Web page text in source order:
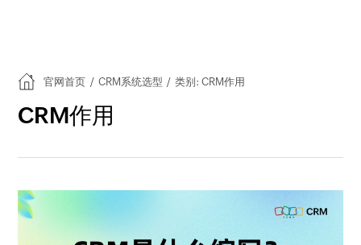
官网首页 / CRM系统选型 / 类别: CRM作用
CRM作用